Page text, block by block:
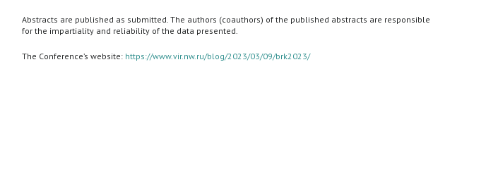
Abstracts are published as submitted. The authors (coauthors) of the published abstracts are responsible
for the impartiality and reliability of the data presented.
The Conference’s website: https://www.vir.nw.ru/blog/2023/03/09/brk2023/